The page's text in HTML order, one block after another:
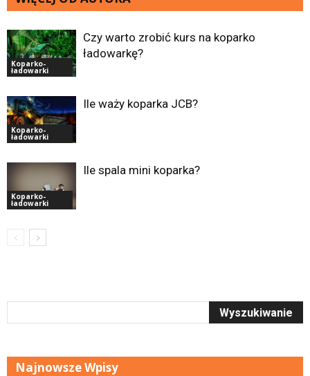
Koparko-
ładowarki
Czy warto zrobić kurs na koparko
ładowarkę?
Koparko-
ładowarki
Ile waży koparka JCB?
Koparko-
ładowarki
Ile spala mini koparka?
Najnowsze Wpisy